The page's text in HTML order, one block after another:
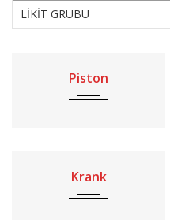
LİKİT GRUBU
Piston
Krank